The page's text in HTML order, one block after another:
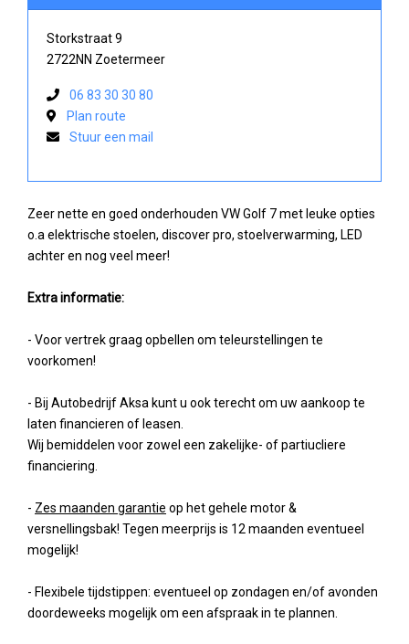
Zeer nette en goed onderhouden VW Golf 7 met leuke opties
o.a elektrische stoelen, discover pro, stoelverwarming, LED
achter en nog veel meer!
Extra informatie:
- Voor vertrek graag opbellen om teleurstellingen te
voorkomen!
- Bij Autobedrijf Aksa kunt u ook terecht om uw aankoop te
laten financieren of leasen.
Wij bemiddelen voor zowel een zakelijke- of partiucliere
financiering.
- Zes maanden garantie op het gehele motor &
versnellingsbak! Tegen meerprijs is 12 maanden eventueel
mogelijk!
- Flexibele tijdstippen: eventueel op zondagen en/of avonden
doordeweeks mogelijk om een afspraak in te plannen.
Storkstraat 9
2722NN Zoetermeer
06 83 30 30 80
Plan route
Stuur een mail